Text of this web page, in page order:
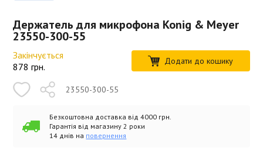
Держатель для микрофона Konig & Meyer
23550-300-55
Закінчується
878 грн. Додати до кошику
23550-300-55
Безкоштовна доставка від 4000 грн.
Гарантія від магазину 2 роки
14 днів на повернення